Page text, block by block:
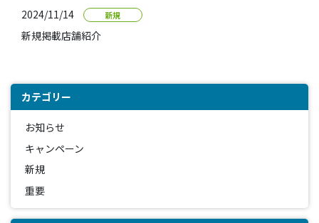
2024/11/14 新規
新規掲載店舗紹介
カテゴリー
お知らせ
キャンペーン
新規
重要